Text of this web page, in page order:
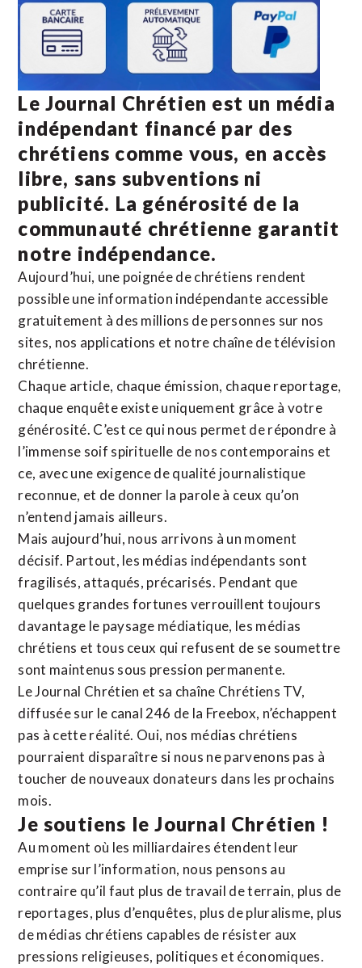
Le Journal Chrétien est un média
indépendant financé par des
chrétiens comme vous, en accès
libre, sans subventions ni
publicité. La générosité de la
communauté chrétienne garantit
notre indépendance.
Aujourd’hui, une poignée de chrétiens rendent
possible une information indépendante accessible
gratuitement à des millions de personnes sur nos
sites, nos applications et notre chaîne de télévision
chrétienne.
Chaque article, chaque émission, chaque reportage,
chaque enquête existe uniquement grâce à votre
générosité. C’est ce qui nous permet de répondre à
l’immense soif spirituelle de nos contemporains et
ce, avec une exigence de qualité journalistique
reconnue, et de donner la parole à ceux qu’on
n’entend jamais ailleurs.
Mais aujourd’hui, nous arrivons à un moment
décisif. Partout, les médias indépendants sont
fragilisés, attaqués, précarisés. Pendant que
quelques grandes fortunes verrouillent toujours
davantage le paysage médiatique, les médias
chrétiens et tous ceux qui refusent de se soumettre
sont maintenus sous pression permanente.
Le Journal Chrétien et sa chaîne Chrétiens TV,
diffusée sur le canal 246 de la Freebox, n’échappent
pas à cette réalité. Oui, nos médias chrétiens
pourraient disparaître si nous ne parvenons pas à
toucher de nouveaux donateurs dans les prochains
mois.
Je soutiens le Journal Chrétien !
Au moment où les milliardaires étendent leur
emprise sur l’information, nous pensons au
contraire qu’il faut plus de travail de terrain, plus de
reportages, plus d’enquêtes, plus de pluralisme, plus
de médias chrétiens capables de résister aux
pressions religieuses, politiques et économiques.